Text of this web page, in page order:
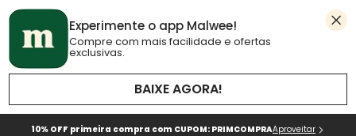
Experimente o app Malwee!
Compre com mais facilidade e ofertas
exclusivas.
BAIXE AGORA!
10% OFF primeira compra com CUPOM: PRIMCOMPRAAproveitar